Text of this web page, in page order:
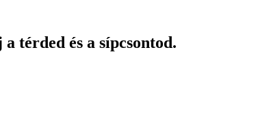
térded és a sípcsontod.